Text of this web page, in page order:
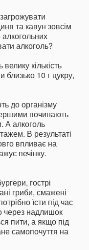
та кавун зовсім
алкоголь?
кількість
близько 10 г цукру,
до організму
починають
А алкоголь
В результаті
впливає на
печінку.
гострі
гриби, смажені
їсти під час
через надлишок
пити, а якщо під
самопочуття на